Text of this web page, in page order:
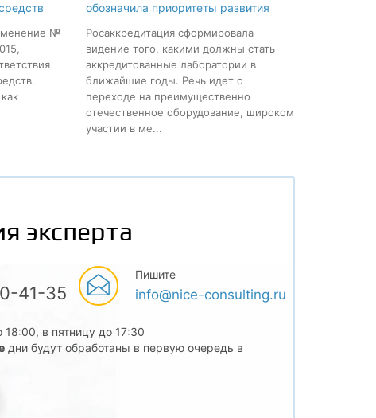
№
обозначила приоритеты развития
Росаккредитация сформировала
видение того, какими должны стать
аккредитованные лаборатории в
ближайшие годы. Речь идет о
переходе на преимущественно
отечественное оборудование, широком
участии в ме...
эксперта
41-35
Пишите
info@nice-consulting.ru
в пятницу до 17:30
дни будут обработаны в первую очередь в